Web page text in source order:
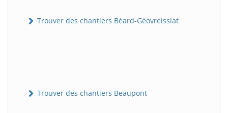
Trouver des chantiers Béard-Géovreissiat
Trouver des chantiers Beaupont